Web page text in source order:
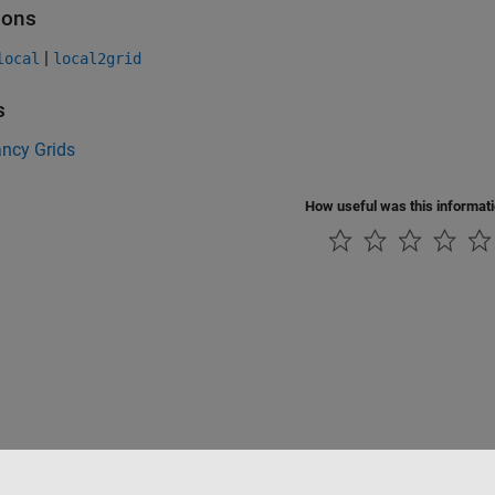
| local2grid
Grids
How useful was this